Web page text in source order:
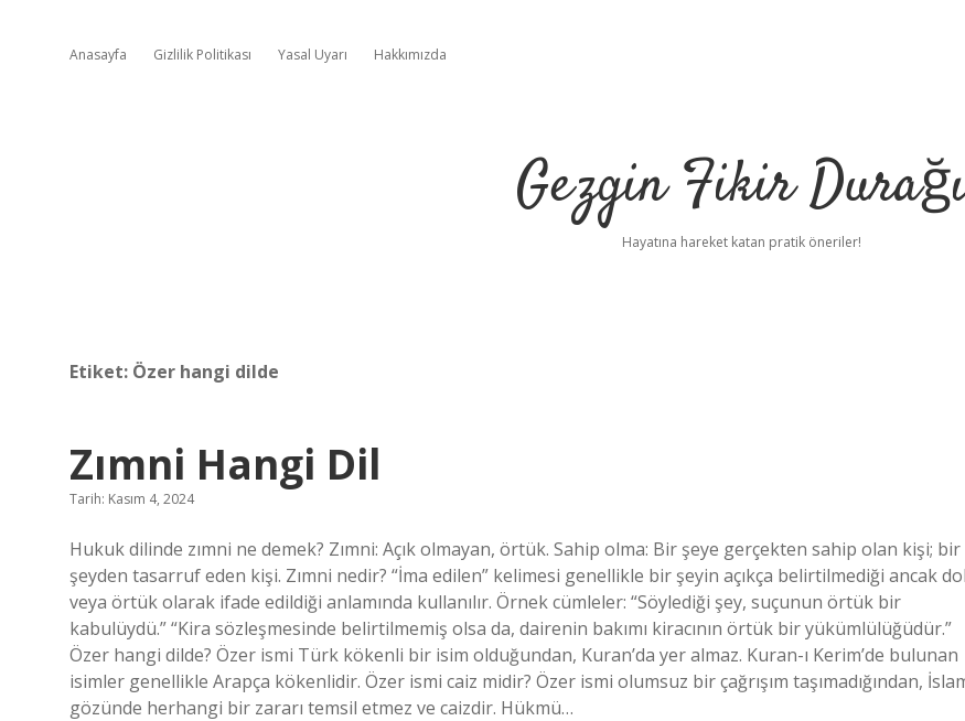
Anasayfa Gizlilik Politikası Yasal Uyarı Hakkımızda
Gezgin Fikir
Hayatına hareket katan pratik öneriler!
Etiket: Özer hangi dilde
Zımni Hangi Dil
Tarih: Kasım 4, 2024
Hukuk dilinde zımni ne demek? Zımni: Açık olmayan, örtük. Sahip olma: Bir şeye gerçekten sahip olan kişi; bir
şeyden tasarruf eden kişi. Zımni nedir? “İma edilen” kelimesi genellikle bir şeyin açıkça belirtilmediği ancak
veya örtük olarak ifade edildiği anlamında kullanılır. Örnek cümleler: “Söylediği şey, suçunun örtük bir
kabulüydü.” “Kira sözleşmesinde belirtilmemiş olsa da, dairenin bakımı kiracının örtük bir yükümlülüğüdür.”
Özer hangi dilde? Özer ismi Türk kökenli bir isim olduğundan, Kuran’da yer almaz. Kuran-ı Kerim’de bulunan
isimler genellikle Arapça kökenlidir. Özer ismi caiz midir? Özer ismi olumsuz bir çağrışım taşımadığından,
gözünde herhangi bir zararı temsil etmez ve caizdir. Hükmü…